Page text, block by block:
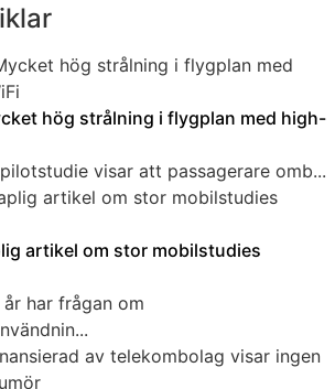
hög strålning i flygplan med high-
visar att passagerare omb...
artikel om stor mobilstudies
år har frågan om